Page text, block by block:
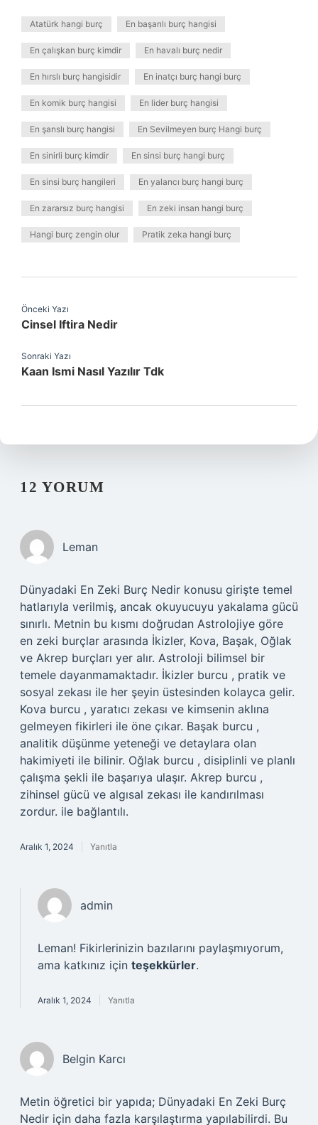
Atatürk hangi burç En başarılı burç hangisi
En çalışkan burç kimdir En havalı burç nedir
En hırslı burç hangisidir En inatçı burç hangi burç
En komik burç hangisi En lider burç hangisi
En şanslı burç hangisi En Sevilmeyen burç Hangi burç
En sinirli burç kimdir En sinsi burç hangi burç
En sinsi burç hangileri En yalancı burç hangi burç
En zararsız burç hangisi En zeki insan hangi burç
Hangi burç zengin olur Pratik zeka hangi burç
Önceki Yazı
Cinsel Iftira Nedir
Sonraki Yazı
Kaan Ismi Nasıl Yazılır Tdk
12 YORUM
Leman
Dünyadaki En Zeki Burç Nedir konusu girişte temel
hatlarıyla verilmiş, ancak okuyucuyu yakalama gücü
sınırlı. Metnin bu kısmı doğrudan Astrolojiye göre
en zeki burçlar arasında İkizler, Kova, Başak, Oğlak
ve Akrep burçları yer alır. Astroloji bilimsel bir
temele dayanmamaktadır. İkizler burcu , pratik ve
sosyal zekası ile her şeyin üstesinden kolayca gelir.
Kova burcu , yaratıcı zekası ve kimsenin aklına
gelmeyen fikirleri ile öne çıkar. Başak burcu ,
analitik düşünme yeteneği ve detaylara olan
hakimiyeti ile bilinir. Oğlak burcu , disiplinli ve planlı
çalışma şekli ile başarıya ulaşır. Akrep burcu ,
zihinsel gücü ve algısal zekası ile kandırılması
zordur. ile bağlantılı.
Aralık 1, 2024 Yanıtla
admin
Leman! Fikirlerinizin bazılarını paylaşmıyorum,
ama katkınız için teşekkürler.
Aralık 1, 2024 Yanıtla
Belgin Karcı
Metin öğretici bir yapıda; Dünyadaki En Zeki Burç
Nedir için daha fazla karşılaştırma yapılabilirdi. Bu